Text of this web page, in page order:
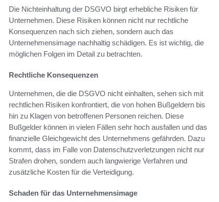
Die Nichteinhaltung der DSGVO birgt erhebliche Risiken für
Unternehmen. Diese Risiken können nicht nur rechtliche
Konsequenzen nach sich ziehen, sondern auch das
Unternehmensimage nachhaltig schädigen. Es ist wichtig, die
möglichen Folgen im Detail zu betrachten.
Rechtliche Konsequenzen
Unternehmen, die die DSGVO nicht einhalten, sehen sich mit
rechtlichen Risiken konfrontiert, die von hohen Bußgeldern bis
hin zu Klagen von betroffenen Personen reichen. Diese
Bußgelder können in vielen Fällen sehr hoch ausfallen und das
finanzielle Gleichgewicht des Unternehmens gefährden. Dazu
kommt, dass im Falle von Datenschutzverletzungen nicht nur
Strafen drohen, sondern auch langwierige Verfahren und
zusätzliche Kosten für die Verteidigung.
Schaden für das Unternehmensimage